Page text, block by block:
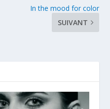
In the mood for color
SUIVANT